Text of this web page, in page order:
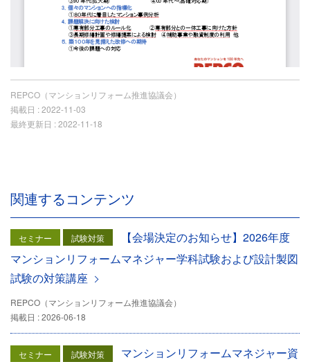
REPCO（マンションリフォーム推進協議会）
掲載日 :2022-11-03
最終更新日 :2022-11-18
関連するコンテンツ
セミナー 試験対策
【会場決定のお知らせ】2026年度
マンションリフォームマネジャー学科試験および設計製図
試験の対策講座
REPCO（マンションリフォーム推進協議会）
掲載日 : 2026-06-18
セミナー 試験対策
マンションリフォームマネジャー資